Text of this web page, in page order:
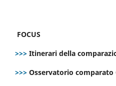
FOCUS
>>> Itinerari della
>>> Osservatorio comparato